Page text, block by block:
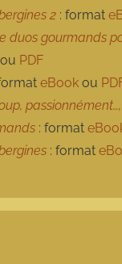
2 : format
duos gourmands
ou PDF
eBook ou
: format
: format